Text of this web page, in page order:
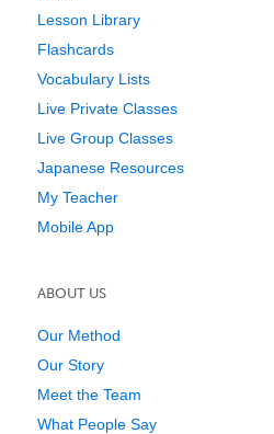
Lesson Library
Flashcards
Vocabulary Lists
Live Private Classes
Live Group Classes
Japanese Resources
My Teacher
Mobile App
ABOUT US
Our Method
Our Story
Meet the Team
What People Say